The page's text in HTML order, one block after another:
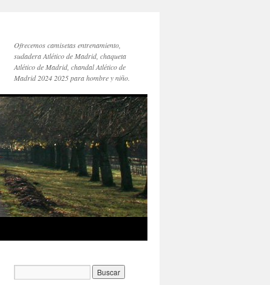
Ofrecemos camisetas entrenamiento,
sudadera Atlético de Madrid, chaqueta
Atlético de Madrid, chandal Atlético de
Madrid 2024 2025 para hombre y niño.